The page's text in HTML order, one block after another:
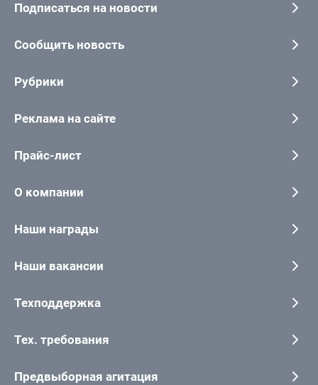
Подписаться на новости
Сообщить новость
Рубрики
Реклама на сайте
Прайс-лист
О компании
Наши награды
Наши вакансии
Техподдержка
Тех. требования
Предвыборная агитация